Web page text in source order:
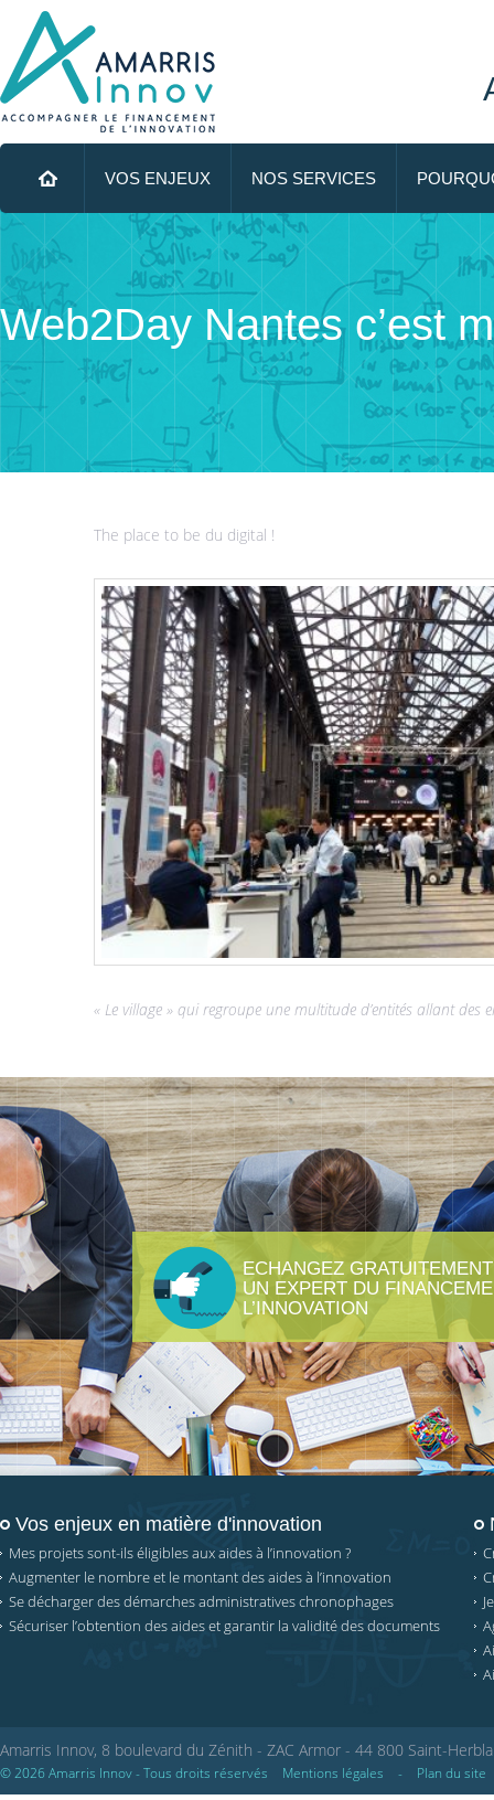
ALLER AU CONTENU PRINCIPAL
VOS ENJEUX NOS SERVICES
Web2Day Nantes c’est
The place to be du digital !
« Le village » qui regroupe une multitude d’entités allant
ECHANGEZ
UN EXPERT DU
L’INNOVATION
Vos enjeux en matière d'innovation
Mes projets sont-ils éligibles aux aides à l’innovation ?
Augmenter le nombre et le montant des aides à l’innovation
Se décharger des démarches administratives chronophages
Sécuriser l’obtention des aides et garantir la validité des documents
Amarris Innov, 8 boulevard du Zénith - ZAC Armor - 44 800 Saint-
© 2026 Amarris Innov - Tous droits réservés Mentions légales - Plan du site